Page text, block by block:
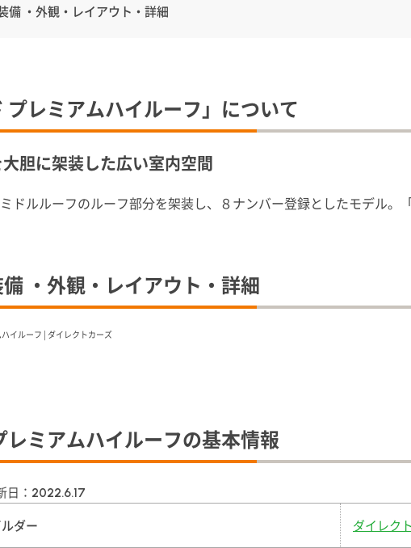
備 ・外観・レイアウト・詳細
プレミアムハイルーフ」について
胆に架装した広い室内空間
ドルルーフのルーフ部分を架装し、８ナンバー登録としたモデル
・外観・レイアウト・詳細
レミアムハイルーフの基本情報
： 2022.6.17
ダー ダイレク